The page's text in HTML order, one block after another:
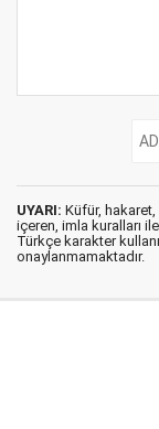
UYARI: Küfür,
içeren, imla kuralları
Türkçe karakter
onaylanmamaktadır.